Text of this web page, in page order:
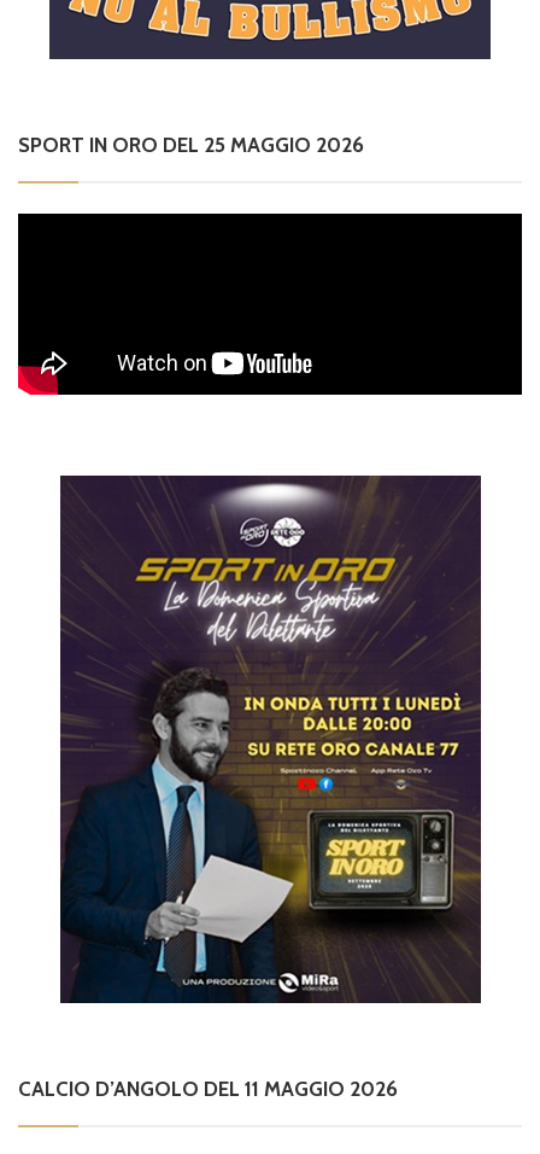
SPORT IN ORO DEL 25 MAGGIO 2026
CALCIO D’ANGOLO DEL 11 MAGGIO 2026